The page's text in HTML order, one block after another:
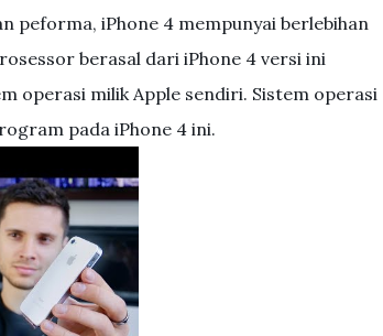
peforma, iPhone 4 mempunyai berlebihan
berasal dari iPhone 4 versi ini
operasi milik Apple sendiri. Sistem operasi
pada iPhone 4 ini.